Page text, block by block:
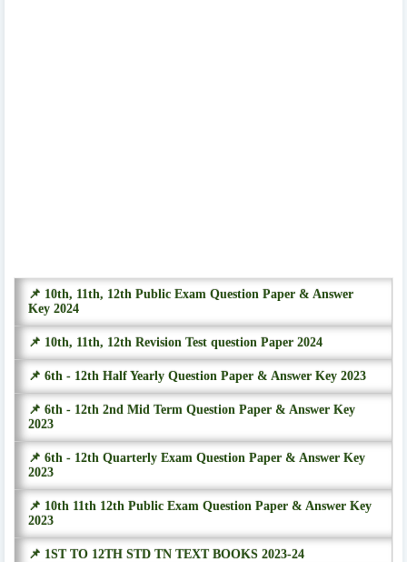
📌 10th, 11th, 12th Public Exam Question Paper & Answer
Key 2024
📌 10th, 11th, 12th Revision Test question Paper 2024
📌 6th - 12th Half Yearly Question Paper & Answer Key 2023
📌 6th - 12th 2nd Mid Term Question Paper & Answer Key
2023
📌 6th - 12th Quarterly Exam Question Paper & Answer Key
2023
📌 10th 11th 12th Public Exam Question Paper & Answer Key
2023
📌 1ST TO 12TH STD TN TEXT BOOKS 2023-24